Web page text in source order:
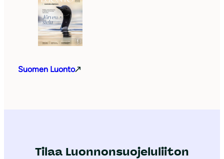
Suomen Luonto
Tilaa Luonnonsuojeluliiton